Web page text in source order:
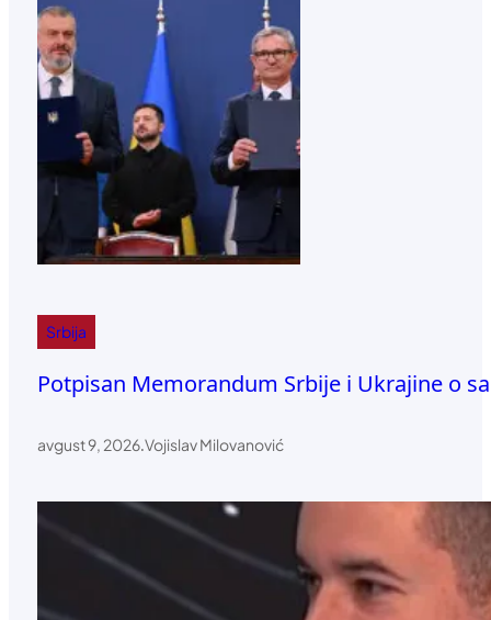
Srbija
Potpisan Memorandum Srbije i Ukrajine o
avgust 9, 2026.Vojislav Milovanović